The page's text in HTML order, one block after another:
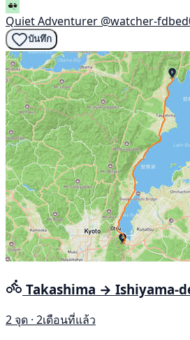
Quiet Adventurer @watcher-
บันทึก
Takashima → Ishiyama-
2 จุด · 2เดือนที่แล้ว